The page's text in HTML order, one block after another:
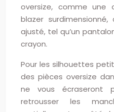
oversize, comme une
blazer
ajusté, tel qu’un
crayon.
Pour les silhouettes
des pièces oversize
ne vous écraseront
retrousser les